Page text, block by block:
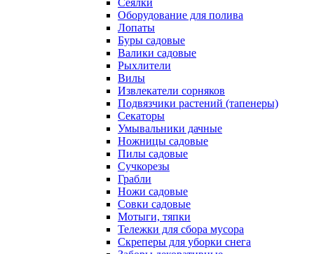
Сеялки
Оборудование для полива
Лопаты
Буры садовые
Валики садовые
Рыхлители
Вилы
Извлекатели сорняков
Подвязчики растений (тапенеры)
Секаторы
Умывальники дачные
Ножницы садовые
Пилы садовые
Сучкорезы
Грабли
Ножи садовые
Совки садовые
Мотыги, тяпки
Тележки для сбора мусора
Скреперы для уборки снега